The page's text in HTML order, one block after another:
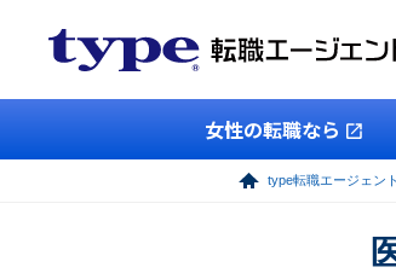
女性の転職なら
type転職エージェント